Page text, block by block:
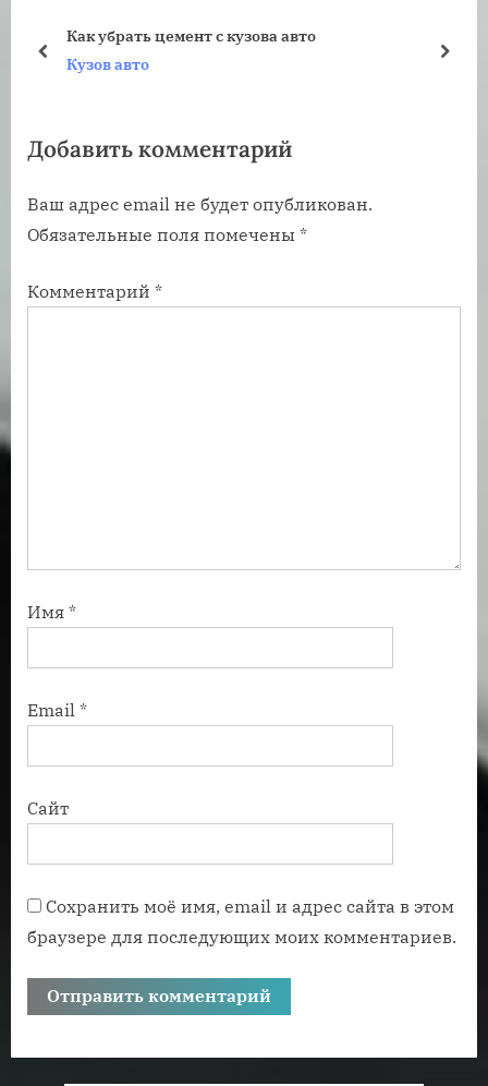
а
а
и
с
:
з
п
и
ь
Как убрать цемент с кузова авто
Кузов авто
пред
Добавить комментарий
Ваш адрес email не будет опубликован.
Обязательные поля помечены *
Комментарий *
Имя *
Email *
Сайт
Сохранить моё имя, email и адрес сайта в этом
браузере для последующих моих комментариев.